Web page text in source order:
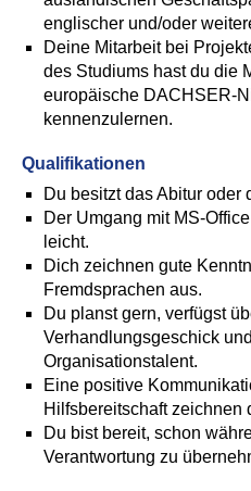
englischer und/oder
Deine Mitarbeit bei
des Studiums hast du die
europäische DACHSER-
kennenzulernen.
Qualifikationen
Du besitzt das Abitur oder
Der Umgang mit MS-
leicht.
Dich zeichnen gute
Fremdsprachen aus.
Du planst gern, verfügst
Verhandlungsgeschick
Organisationstalent.
Eine positive
Hilfsbereitschaft zeichnen
Du bist bereit, schon
Verantwortung zu